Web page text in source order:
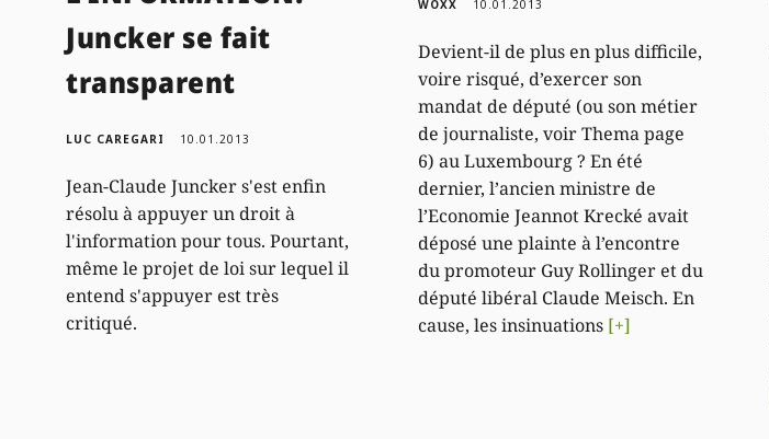
Juncker se fait
transparent
LUC CAREGARI 10.01.2013
Jean-Claude Juncker s'est enfin
résolu à appuyer un droit à
l'information pour tous. Pourtant,
même le projet de loi sur lequel il
entend s'appuyer est très
critiqué.
WOXX 10.01.2013
Devient-il de plus en plus difficile,
voire risqué, d’exercer son
mandat de député (ou son métier
de journaliste, voir Thema page
6) au Luxembourg ? En été
dernier, l’ancien ministre de
l’Economie Jeannot Krecké avait
déposé une plainte à l’encontre
du promoteur Guy Rollinger et du
député libéral Claude Meisch. En
cause, les insinuations [+]